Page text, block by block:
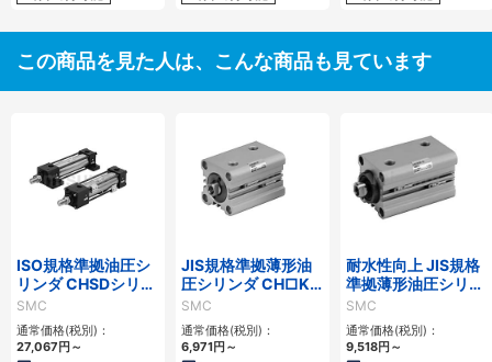
この商品を見た人は、こんな商品も見ています
ISO規格準拠油圧シ
リンダ CHSDシリー
ズ
SMC
通常価格(税別)：
27,067 円 ～
JIS規格準拠薄形油
圧シリンダ CH□KD
シリーズ
SMC
通常価格(税別)：
6,971円 ～
耐水性向上 JIS規格
準拠薄形油圧シリン
ダ CH□KDシリーズ
SMC
通常価格(税別)：
9,518円 ～